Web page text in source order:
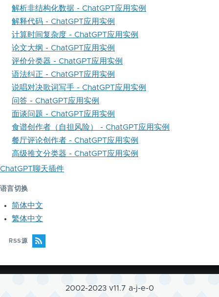
解析非结构化数据 - ChatGPT应用实例
解释代码 - ChatGPT应用实例
计算时间复杂度 - ChatGPT应用实例
论文大纲 - ChatGPT应用实例
评价分类器 - ChatGPT应用实例
语法纠正 - ChatGPT应用实例
说唱对决歌词写手 - ChatGPT应用实例
问答 - ChatGPT应用实例
面谈问题 - ChatGPT应用实例
食谱创作者（自担风险） - ChatGPT应用实例
餐厅评论创作者 - ChatGPT应用实例
高级推文分类器 - ChatGPT应用实例
ChatGPT聊天插件
语言切换
简体中文
繁体中文
RSS源
2002-2023 v11.7 a-j-e-0